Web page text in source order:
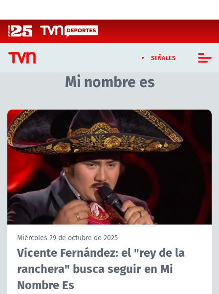
SEÑALES
CASTING MASTERCHEF CHILE
CASTING TVN VERTICAL
TVN VERTICAL
TVN PLAY
PROGRAMAS
TELESERIES
ACTUALIDAD Y TENDENCIAS
CORPORATIVO Y TRANSPARENCIA
Mi nombre es
Miércoles 29 de octubre de 2025
Vicente Fernández: el "rey de la
ranchera" busca seguir en Mi
Nombre Es